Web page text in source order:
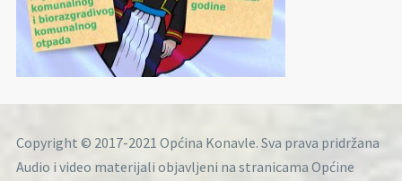
Copyright © 2017-2021 Općina Konavle. Sva prava pridržana
Audio i video materijali objavljeni na stranicama Općine